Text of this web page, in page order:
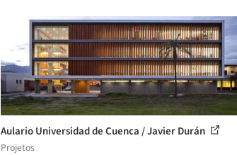
Aulario Universidad de Cuenca / Javier Durán
Projetos